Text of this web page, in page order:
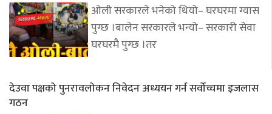
ओली सरकारले भनेको थियो– घरघरमा ग्यास
पुग्छ ।बालेन सरकारले भन्यो– सरकारी सेवा
घरघरमै पुग्छ ।तर
देउवा पक्षको पुनरावलोकन निवेदन अध्ययन गर्न सर्वोच्चमा इजलास
गठन